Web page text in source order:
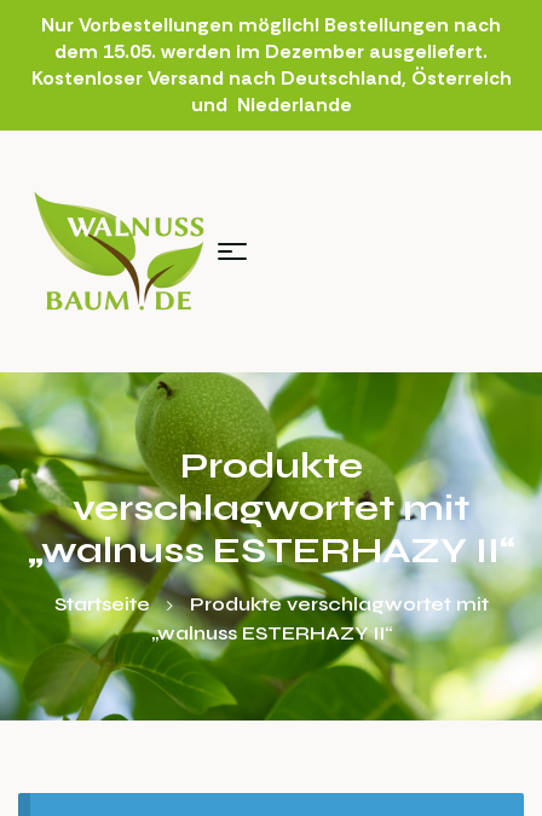
Nur Vorbestellungen möglich! Bestellungen nach
dem 15.05. werden im Dezember ausgeliefert.
Kostenloser Versand nach Deutschland, Österreich
und Niederlande
Produkte
verschlagwortet mit
„walnuss ESTERHAZY II“
Startseite
Produkte verschlagwortet mit
„walnuss ESTERHAZY II“